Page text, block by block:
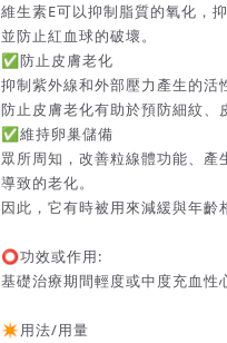
維生素E可以抑制脂質的氧化，
並防止紅血球的破壞。
✅防止皮膚老化
抑制紫外線和外部壓力產生的活
防止皮膚老化有助於預防細紋、
✅維持卵巢儲備
眾所周知，改善粒線體功能、
導致的老化。
因此，它有時被用來減緩與年齡
⭕功效或作用:
基礎治療期間輕度或中度充血性
✴️用法/用量